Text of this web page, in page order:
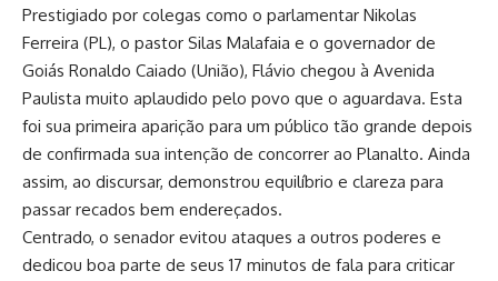
Prestigiado por colegas como o parlamentar Nikolas
Ferreira (PL), o pastor Silas Malafaia e o governador de
Goiás Ronaldo Caiado (União), Flávio chegou à Avenida
Paulista muito aplaudido pelo povo que o aguardava. Esta
foi sua primeira aparição para um público tão grande depois
de confirmada sua intenção de concorrer ao Planalto. Ainda
assim, ao discursar, demonstrou equilíbrio e clareza para
passar recados bem endereçados.
Centrado, o senador evitou ataques a outros poderes e
dedicou boa parte de seus 17 minutos de fala para criticar